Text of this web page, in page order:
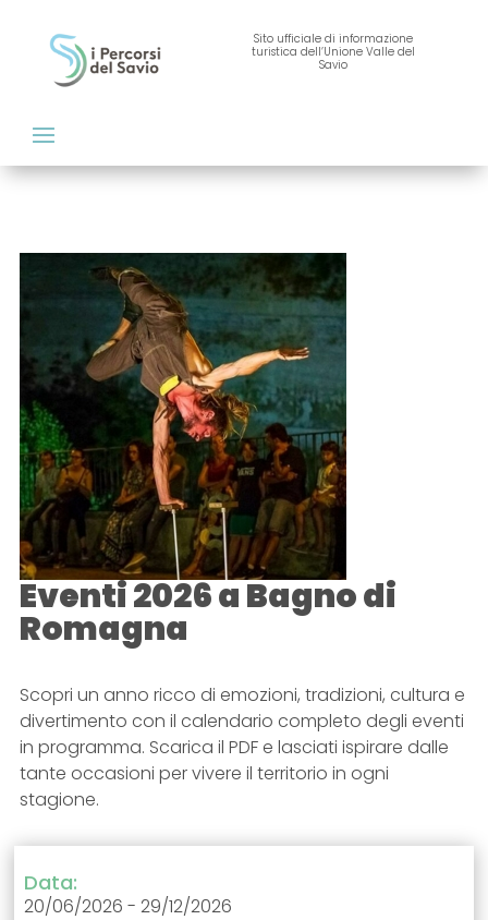
Sito ufficiale di informazione
turistica dell’Unione Valle del
Savio
Eventi 2026 a Bagno di
Romagna
Scopri un anno ricco di emozioni, tradizioni, cultura e
divertimento con il calendario completo degli eventi
in programma. Scarica il PDF e lasciati ispirare dalle
tante occasioni per vivere il territorio in ogni
stagione.
Data:
20/06/2026 - 29/12/2026